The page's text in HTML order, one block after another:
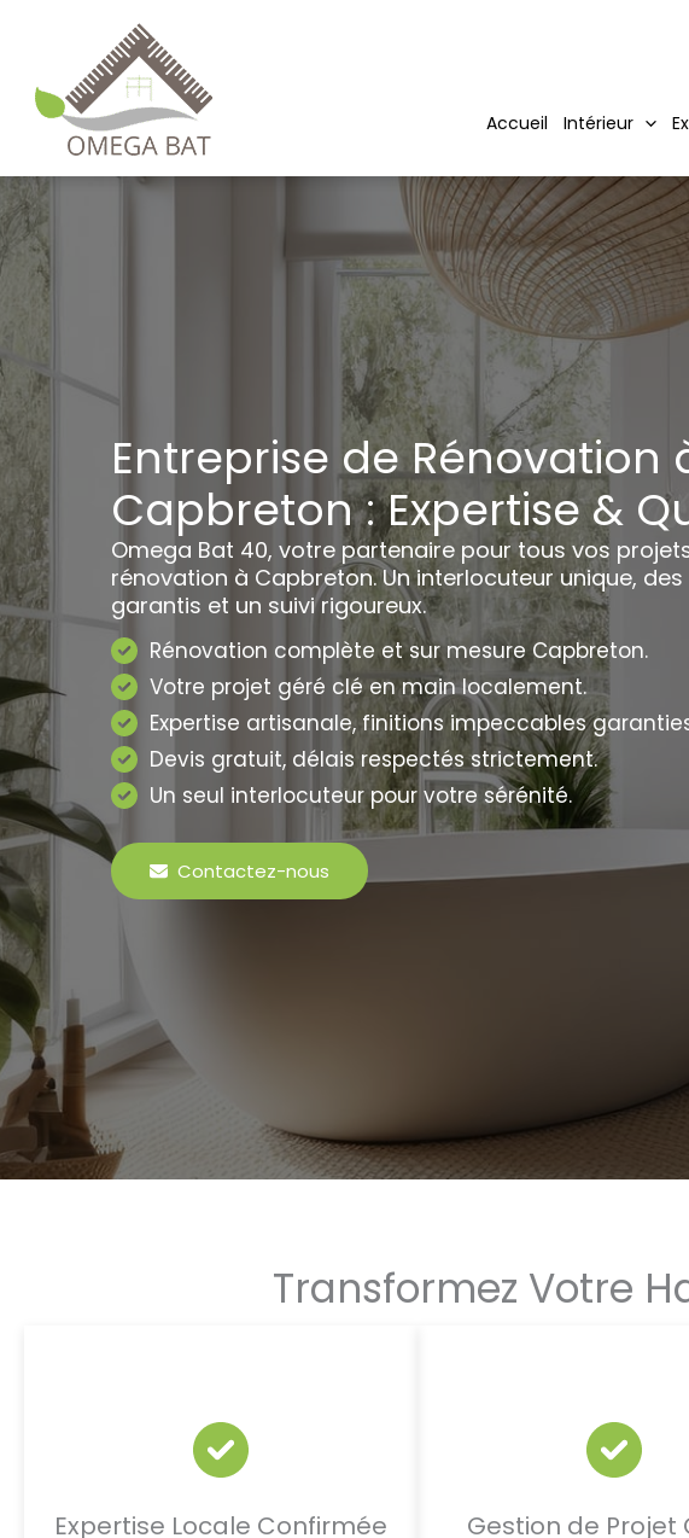
Accueil
Intérieur
Entreprise de Rénovation
Capbreton : Expertise &
Omega Bat 40, votre partenaire pour tous vos
rénovation à Capbreton. Un interlocuteur unique,
garantis et un suivi rigoureux.
Rénovation complète et sur mesure Capbreton.
Votre projet géré clé en main localement.
Expertise artisanale, finitions impeccables
Devis gratuit, délais respectés strictement.
Un seul interlocuteur pour votre sérénité.
Contactez-nous
Transformez Votre
Expertise Locale Confirmée
Gestion de Projet